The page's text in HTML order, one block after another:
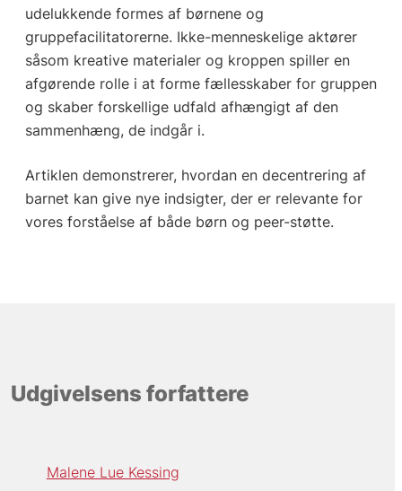
udelukkende formes af børnene og
gruppefacilitatorerne. Ikke-menneskelige aktører
såsom kreative materialer og kroppen spiller en
afgørende rolle i at forme fællesskaber for gruppen
og skaber forskellige udfald afhængigt af den
sammenhæng, de indgår i.
Artiklen demonstrerer, hvordan en decentrering af
barnet kan give nye indsigter, der er relevante for
vores forståelse af både børn og peer-støtte.
Udgivelsens forfattere
Malene Lue Kessing